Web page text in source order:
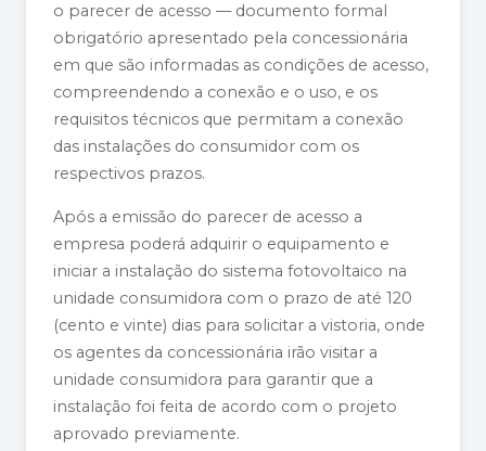
o parecer de acesso — documento formal
obrigatório apresentado pela concessionária
em que são informadas as condições de acesso,
compreendendo a conexão e o uso, e os
requisitos técnicos que permitam a conexão
das instalações do consumidor com os
respectivos prazos.
Após a emissão do parecer de acesso a
empresa poderá adquirir o equipamento e
iniciar a instalação do sistema fotovoltaico na
unidade consumidora com o prazo de até 120
(cento e vinte) dias para solicitar a vistoria, onde
os agentes da concessionária irão visitar a
unidade consumidora para garantir que a
instalação foi feita de acordo com o projeto
aprovado previamente.